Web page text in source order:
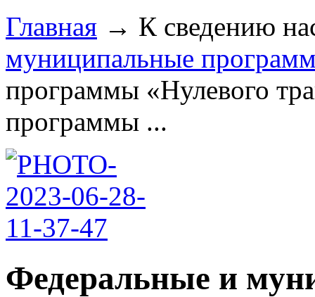
Главная → К сведению
муниципальные
программы «Нулевого
программы ...
Федеральные и